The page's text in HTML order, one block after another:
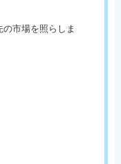
市場を照らしま